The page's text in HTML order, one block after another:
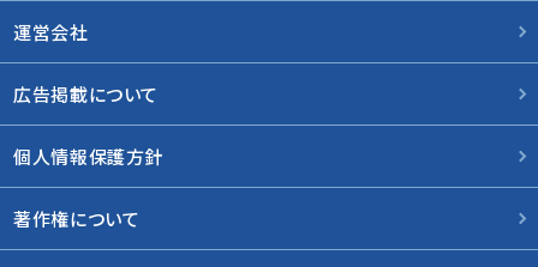
運営会社
広告掲載について
個人情報保護方針
著作権について